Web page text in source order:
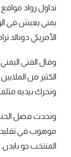
تداول رواد
يمني يعيش في
الأمريكي دونالد
الكثير من
وتحرك بيديه
وتحدث فضل
موهوب في تقليد
المنتخب جو بايدن.